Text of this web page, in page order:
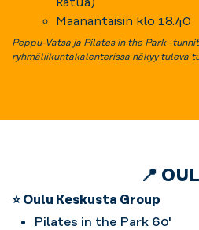
Maanantaisin klo 18.40
Peppu-Vatsa ja Pilates in the Park -
ryhmäliikuntakalenterissa näkyy tuleva
📍
⭐ Oulu Keskusta Group
Pilates in the Park 60'